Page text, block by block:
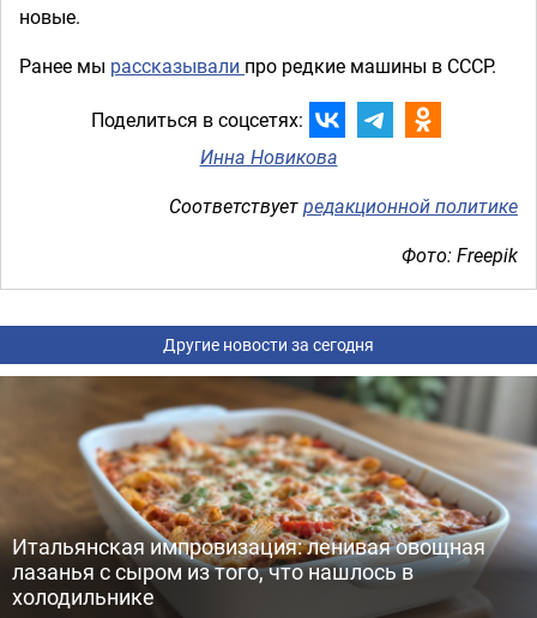
новые.
Ранее мы рассказывали про редкие машины в СССР.
Поделиться в соцсетях:
Инна Новикова
Соответствуетредакционной политике
Фото: Freepik
Другие новости за сегодня
Итальянская импровизация: ленивая овощная
лазанья с сыром из того, что нашлось в
холодильнике